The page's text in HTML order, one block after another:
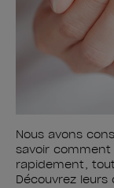
Nous avons
savoir comment
rapidement,
Découvrez leurs